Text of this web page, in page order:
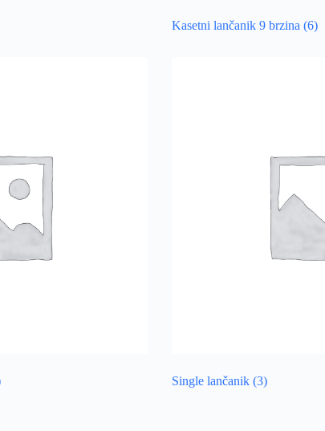
Kasetni lančanik 9 brzina (6)
Single lančanik (3)